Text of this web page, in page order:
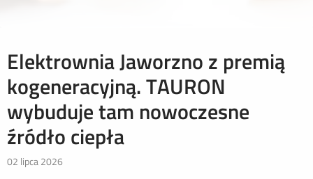
Elektrownia Jaworzno z premią
kogeneracyjną. TAURON
wybuduje tam nowoczesne
źródło ciepła
02 lipca 2026